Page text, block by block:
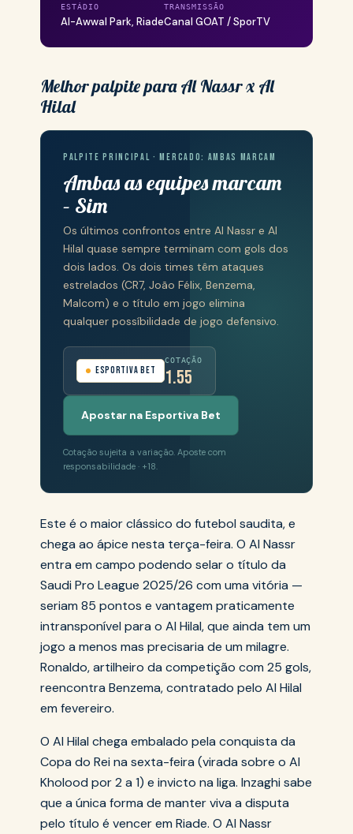
ESTÁDIO
Al-Awwal Park, Riade
TRANSMISSÃO
Canal GOAT / SporTV
Melhor palpite para Al Nassr x Al
Hilal
PALPITE PRINCIPAL · MERCADO: AMBAS MARCAM
Ambas as equipes marcam
– Sim
Os últimos confrontos entre Al Nassr e Al
Hilal quase sempre terminam com gols dos
dois lados. Os dois times têm ataques
estrelados (CR7, João Félix, Benzema,
Malcom) e o título em jogo elimina
qualquer possíbilidade de jogo defensivo.
Esportiva Bet
COTAÇÃO
1.55
Apostar na Esportiva Bet
Cotação sujeita a variação. Aposte com
responsabilidade · +18.
Este é o maior clássico do futebol saudita, e
chega ao ápice nesta terça-feira. O Al Nassr
entra em campo podendo selar o título da
Saudi Pro League 2025/26 com uma vitória —
seriam 85 pontos e vantagem praticamente
intransponível para o Al Hilal, que ainda tem um
jogo a menos mas precisaria de um milagre.
Ronaldo, artilheiro da competição com 25 gols,
reencontra Benzema, contratado pelo Al Hilal
em fevereiro.
O Al Hilal chega embalado pela conquista da
Copa do Rei na sexta-feira (virada sobre o Al
Kholood por 2 a 1) e invicto na liga. Inzaghi sabe
que a única forma de manter viva a disputa
pelo título é vencer em Riade. O Al Nassr